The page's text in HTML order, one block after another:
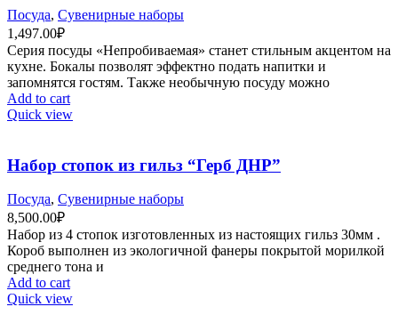
Посуда, Сувенирные наборы
1,497.00₽
Серия посуды «Непробиваемая» станет стильным акцентом на
кухне. Бокалы позволят эффектно подать напитки и
запомнятся гостям. Также необычную посуду можно
Add to cart
Quick view
Набор стопок из гильз “Герб ДНР”
Посуда, Сувенирные наборы
8,500.00₽
Набор из 4 стопок изготовленных из настоящих гильз 30мм .
Короб выполнен из экологичной фанеры покрытой морилкой
среднего тона и
Add to cart
Quick view